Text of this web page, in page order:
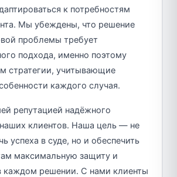
к потребностям
Мы убеждены, что решение
проблемы требует
подхода, именно поэтому
стратегии, учитывающие
каждого случая.
репутацией надёжного
клиентов. Наша цель — не
успеха в суде, но и обеспечить
максимальную защиту и
каждом решении. С нами клиенты